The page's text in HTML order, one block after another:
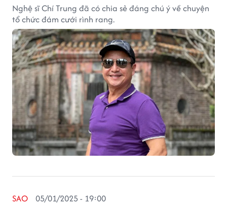
Nghệ sĩ Chí Trung đã có chia sẻ đáng chú ý về chuyện
tổ chức đám cưới rình rang.
SAO 05/01/2025 - 19:00